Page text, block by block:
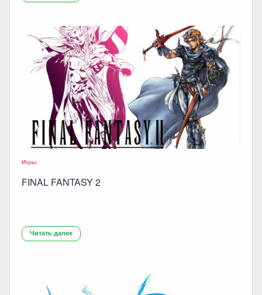
Игры
FINAL FANTASY 2
Читать далее